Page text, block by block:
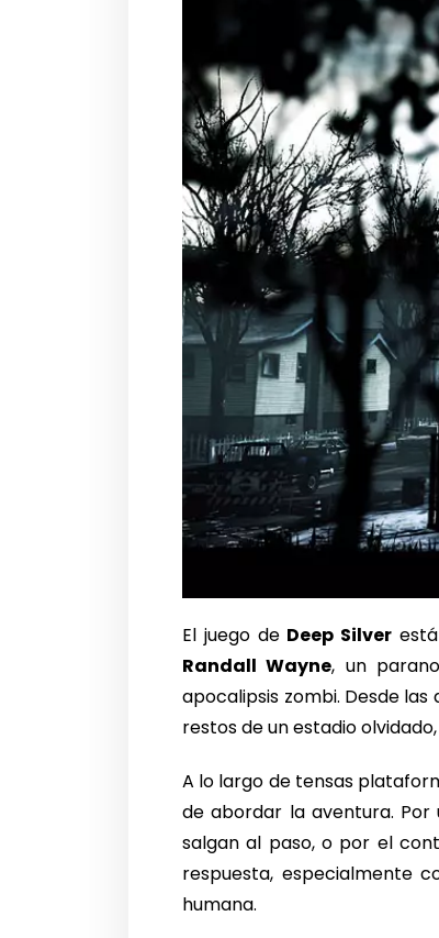
El juego de Deep Silver
Randall Wayne, un
apocalipsis zombi. Desde
restos de un estadio
A lo largo de tensas
de abordar la aventura. Por
salgan al paso, o por el
respuesta, especialmente
humana.